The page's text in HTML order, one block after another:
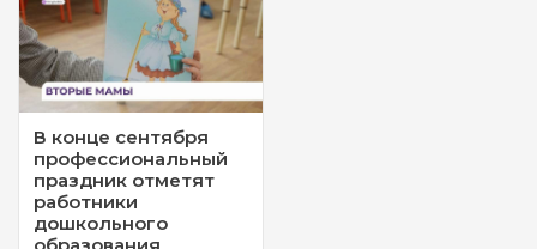
В конце сентября
профессиональный
праздник отметят
работники
дошкольного